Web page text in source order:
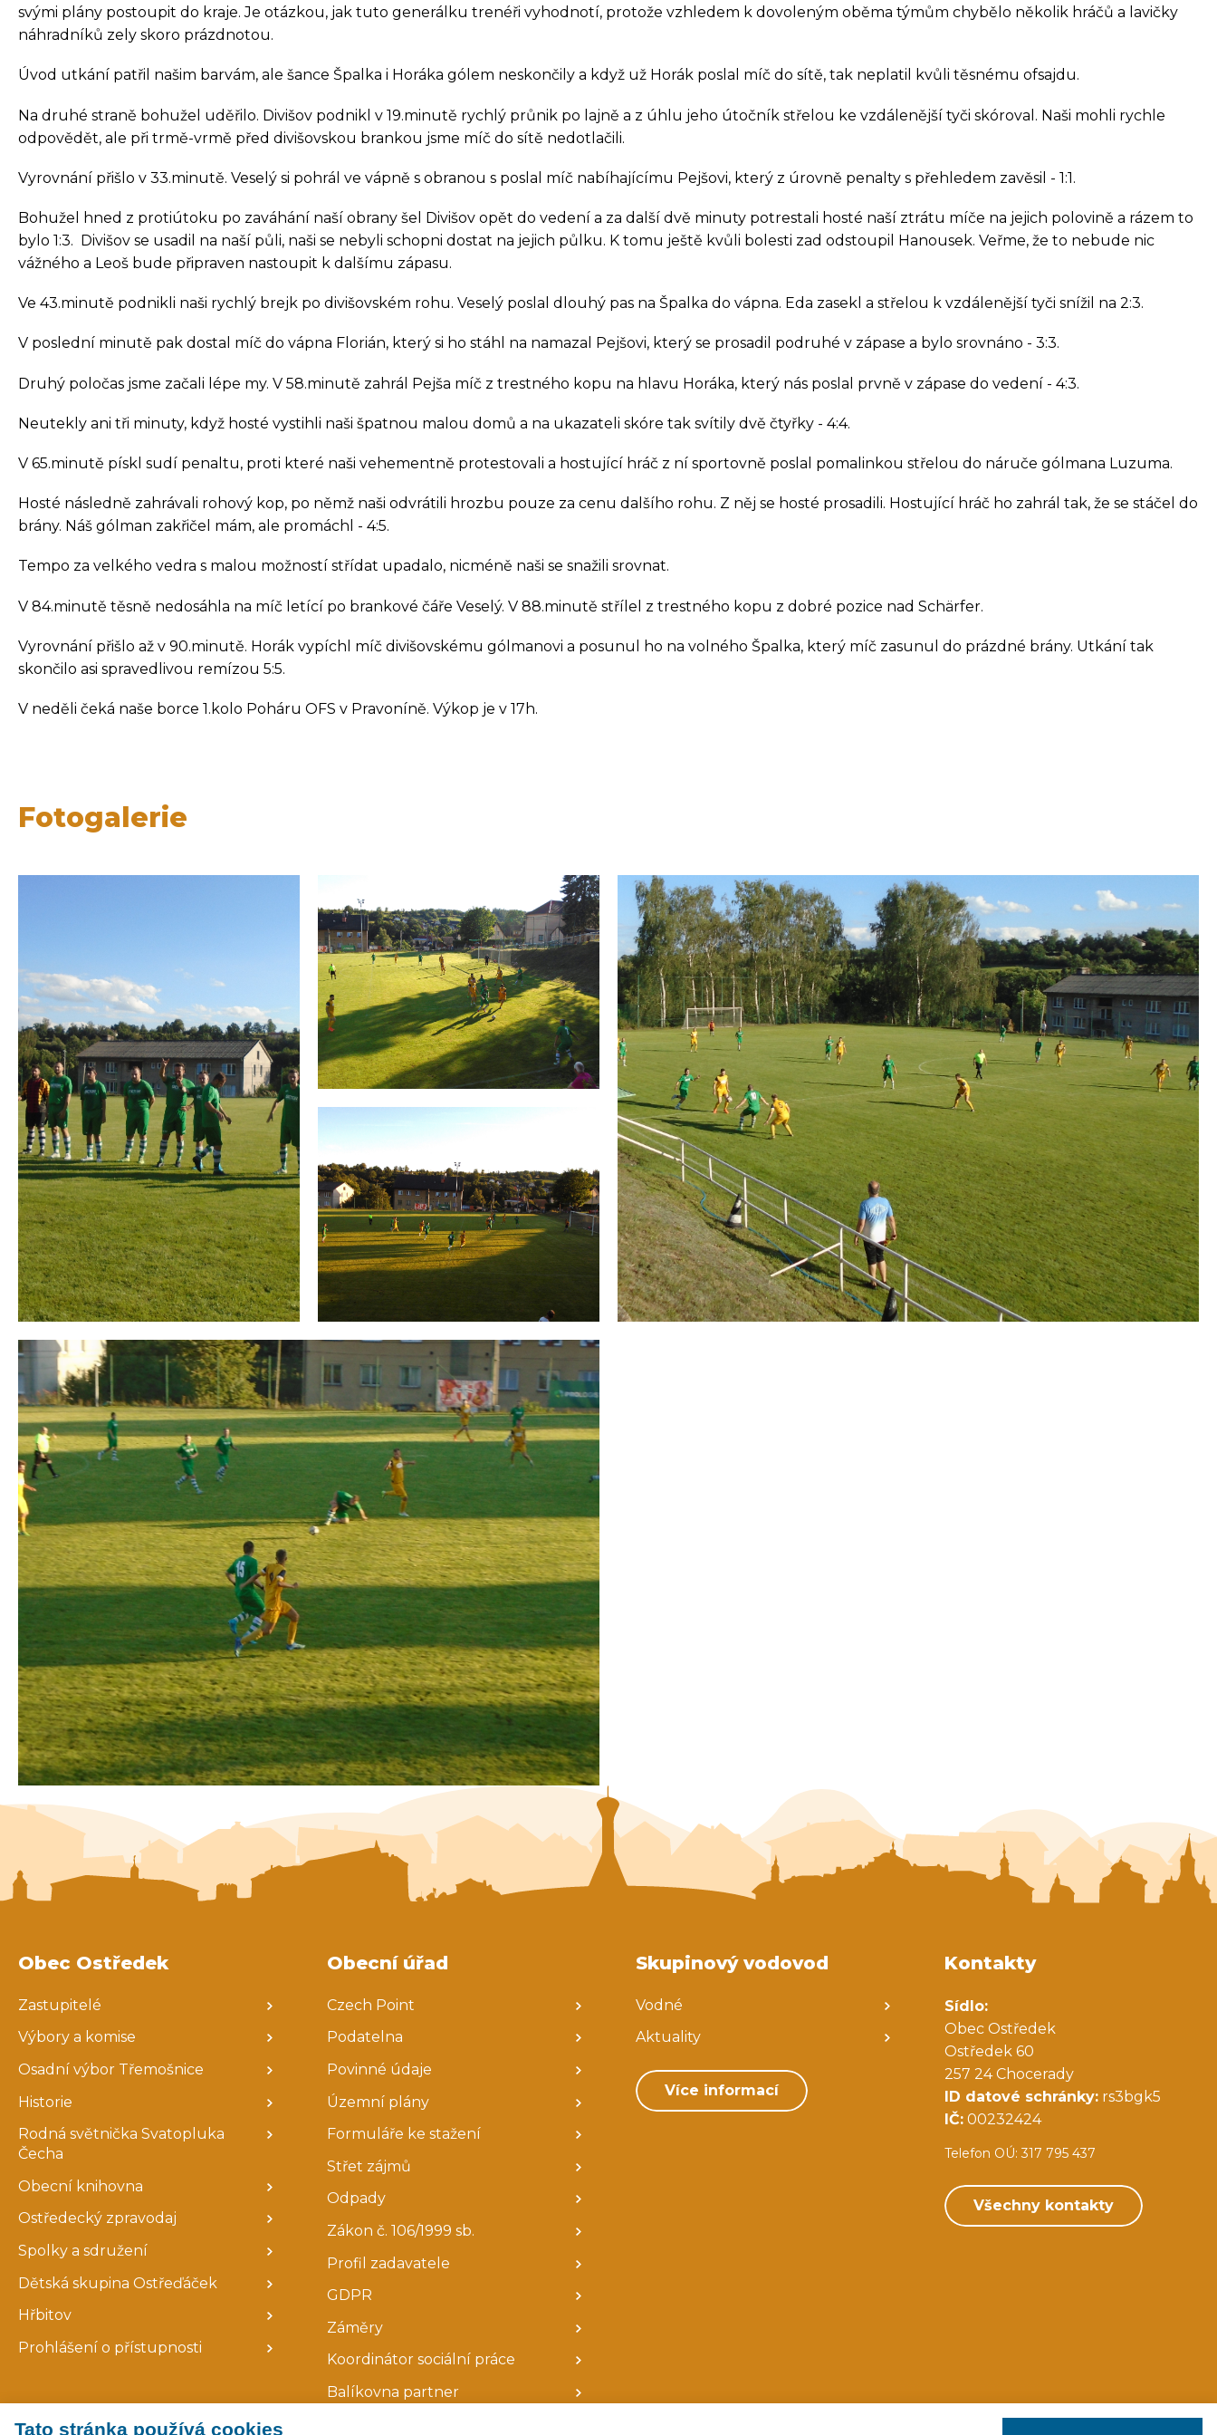
Tato stránka používá cookies
Koordinátor sociální práce
svými plány postoupit do kraje. Je otázkou, jak tuto generálku trenéři vyhodnotí, protože vzhledem k dovoleným oběma týmům chybělo několik hráčů a lavičky
náhradníků zely skoro prázdnotou.
Úvod utkání patřil našim barvám, ale šance Špalka i Horáka gólem neskončily a když už Horák poslal míč do sítě, tak neplatil kvůli těsnému ofsajdu.
Na druhé straně bohužel uděřilo. Divišov podnikl v 19.minutě rychlý průnik po lajně a z úhlu jeho útočník střelou ke vzdálenější tyči skóroval. Naši mohli rychle
odpovědět, ale při trmě-vrmě před divišovskou brankou jsme míč do sítě nedotlačili.
Vyrovnání přišlo v 33.minutě. Veselý si pohrál ve vápně s obranou s poslal míč nabíhajícímu Pejšovi, který z úrovně penalty s přehledem zavěsil - 1:1.
Bohužel hned z protiútoku po zaváhání naší obrany šel Divišov opět do vedení a za další dvě minuty potrestali hosté naší ztrátu míče na jejich polovině a rázem to
bylo 1:3. Divišov se usadil na naší půli, naši se nebyli schopni dostat na jejich půlku. K tomu ještě kvůli bolesti zad odstoupil Hanousek. Veřme, že to nebude nic
vážného a Leoš bude připraven nastoupit k dalšímu zápasu.
Ve 43.minutě podnikli naši rychlý brejk po divišovském rohu. Veselý poslal dlouhý pas na Špalka do vápna. Eda zasekl a střelou k vzdálenější tyči snížil na 2:3.
V poslední minutě pak dostal míč do vápna Florián, který si ho stáhl na namazal Pejšovi, který se prosadil podruhé v zápase a bylo srovnáno - 3:3.
Druhý poločas jsme začali lépe my. V 58.minutě zahrál Pejša míč z trestného kopu na hlavu Horáka, který nás poslal prvně v zápase do vedení - 4:3.
Neutekly ani tři minuty, když hosté vystihli naši špatnou malou domů a na ukazateli skóre tak svítily dvě čtyřky - 4:4.
V 65.minutě pískl sudí penaltu, proti které naši vehementně protestovali a hostující hráč z ní sportovně poslal pomalinkou střelou do náruče gólmana Luzuma.
Hosté následně zahrávali rohový kop, po němž naši odvrátili hrozbu pouze za cenu dalšího rohu. Z něj se hosté prosadili. Hostující hráč ho zahrál tak, že se stáčel do
brány. Náš gólman zakřičel mám, ale promáchl - 4:5.
Tempo za velkého vedra s malou možností střídat upadalo, nicméně naši se snažili srovnat.
V 84.minutě těsně nedosáhla na míč letící po brankové čáře Veselý. V 88.minutě střílel z trestného kopu z dobré pozice nad Schärfer.
Vyrovnání přišlo až v 90.minutě. Horák vypíchl míč divišovskému gólmanovi a posunul ho na volného Špalka, který míč zasunul do prázdné brány. Utkání tak
skončilo asi spravedlivou remízou 5:5.
V neděli čeká naše borce 1.kolo Poháru OFS v Pravoníně. Výkop je v 17h.
Fotogalerie
Obec Ostředek
Zastupitelé
Výbory a komise
Osadní výbor Třemošnice
Historie
Rodná světnička Svatopluka
Čecha
Obecní knihovna
Ostředecký zpravodaj
Spolky a sdružení
Dětská skupina Ostřeďáček
Hřbitov
Prohlášení o přístupnosti
Obecní úřad
Czech Point
Podatelna
Povinné údaje
Územní plány
Formuláře ke stažení
Střet zájmů
Odpady
Zákon č. 106/1999 sb.
Profil zadavatele
GDPR
Záměry
Koordinátor sociální práce
Balíkovna partner
Skupinový vodovod
Vodné
Aktuality
Více informací
Kontakty
Sídlo:
Obec Ostředek
Ostředek 60
257 24 Chocerady
ID datové schránky: rs3bgk5
IČ: 00232424
Telefon OÚ: 317 795 437
Všechny kontakty